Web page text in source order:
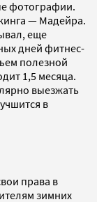
фотографии.
— Мадейра.
еще
дней фитнес-
полезной
1,5 месяца.
выезжать
в
права в
зимних